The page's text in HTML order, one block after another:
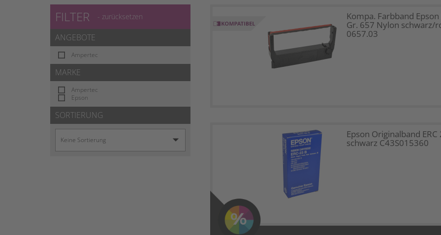
FILTER - zurücksetzen
ANGEBOTE
Ampertec
MARKE
Ampertec
Epson
SORTIERUNG
Kompa. Farbband Epson
Gr. 657 Nylon schwarz/
0657.03
Epson Originalband ERC
schwarz C43S015360